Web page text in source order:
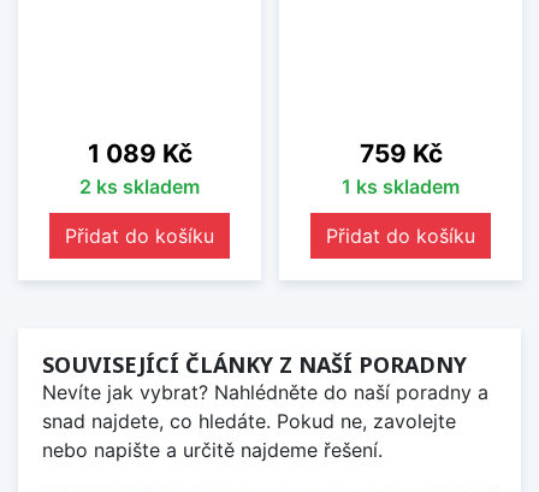
Cena
1 089 Kč
2 ks skladem
Přidat do košíku
Cena
759 Kč
1 ks skladem
Přidat do košíku
SOUVISEJÍCÍ ČLÁNKY Z NAŠÍ PORADNY
Nevíte jak vybrat? Nahlédněte do naší poradny a
snad najdete, co hledáte. Pokud ne, zavolejte
nebo napište a určitě najdeme řešení.